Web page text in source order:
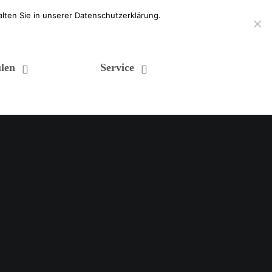
Service
Sie in unserer Datenschutzerklärung.